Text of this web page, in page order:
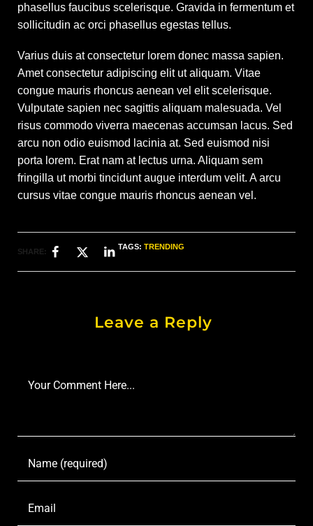
phasellus faucibus scelerisque. Gravida in fermentum et
sollicitudin ac orci phasellus egestas tellus.
Varius duis at consectetur lorem donec massa sapien.
Amet consectetur adipiscing elit ut aliquam. Vitae
congue mauris rhoncus aenean vel elit scelerisque.
Vulputate sapien nec sagittis aliquam malesuada. Vel
risus commodo viverra maecenas accumsan lacus. Sed
arcu non odio euismod lacinia at. Sed euismod nisi
porta lorem. Erat nam at lectus urna. Aliquam sem
fringilla ut morbi tincidunt augue interdum velit. A arcu
cursus vitae congue mauris rhoncus aenean vel.
SHARE:
TAGS:TRENDING
Leave a Reply